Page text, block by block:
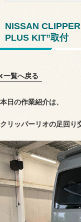
NISSAN
PLUS KIT”取付
一覧へ戻る
本日の作業紹介は、
クリッパーリオの足回り